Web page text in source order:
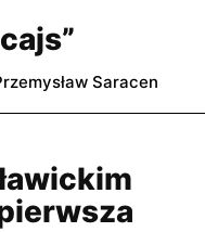
Saracen